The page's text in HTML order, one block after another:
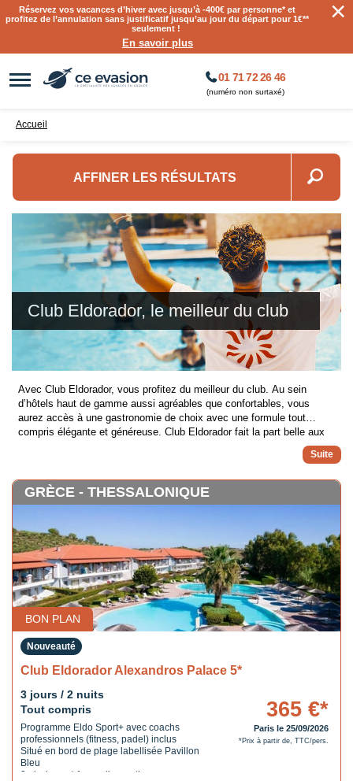
Réservez vos vacances d’hiver avec jusqu’à-400€ par personne* et
profitez de l’annulation sans justificatif jusqu’au jour du départ pour 1€**
seulement !
En savoir plus
×
01 71 72 26 46
(numéro non surtaxé)
Accueil
AFFINER LES RÉSULTATS
Club Eldorador, le meilleur du club
Avec Club Eldorador, vous profitez du meilleur du club. Au sein
d’hôtels haut de gamme aussi agréables que confortables, vous
aurez accès à une gastronomie de choix avec une formule tout
compris élégante et généreuse. Club Eldorador fait la part belle aux
familles avec des animations pour petits et grands, et 4 tranches
d’âge au club enfant pour que chacun y trouve son compte. Le sport
disciplines, ou profiter d’un coach en petit groupe avec les
thématiques Eldo Sport+. L’ambiance zen ou animée est orchestrée
culture locale avec des balades thématiques organisées par le club.
BON PLAN
GRÈCE - THESSALONIQUE
Nouveauté
Club Eldorador Alexandros Palace 5*
3 jours / 2 nuits
Tout compris
Programme Eldo Sport+ avec coachs
professionnels (fitness, padel) inclus
Situé en bord de plage labellisée Pavillon
Bleu
3 piscines et 1 spa d'exception
365 €*
Paris le 25/09/2026
*Prix à partir de, TTC/pers.